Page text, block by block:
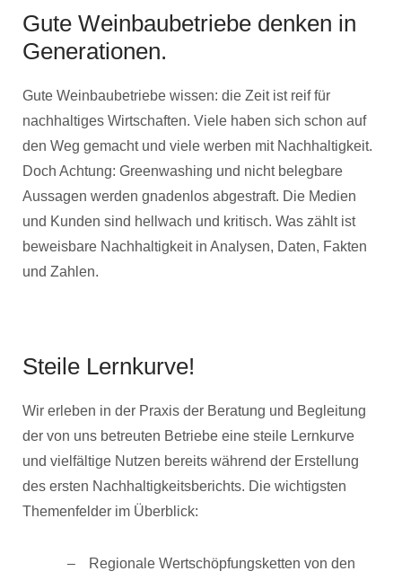
Gute Weinbaubetriebe denken in
Generationen.
Gute Weinbaubetriebe wissen: die Zeit ist reif für
nachhaltiges Wirtschaften. Viele haben sich schon auf
den Weg gemacht und viele werben mit Nachhaltigkeit.
Doch Achtung: Greenwashing und nicht belegbare
Aussagen werden gnadenlos abgestraft. Die Medien
und Kunden sind hellwach und kritisch. Was zählt ist
beweisbare Nachhaltigkeit in Analysen, Daten, Fakten
und Zahlen.
Steile Lernkurve!
Wir erleben in der Praxis der Beratung und Begleitung
der von uns betreuten Betriebe eine steile Lernkurve
und vielfältige Nutzen bereits während der Erstellung
des ersten Nachhaltigkeitsberichts. Die wichtigsten
Themenfelder im Überblick:
Regionale Wertschöpfungsketten von den